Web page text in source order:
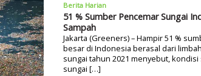
Berita Harian
51 % Sumber Pencemar Sungai
Sampah
Jakarta (Greeners) – Hampir 51 %
besar di Indonesia berasal dari
sungai tahun 2021 menyebut,
sungai […]